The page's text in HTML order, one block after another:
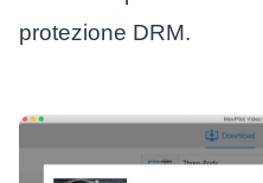
protezione DRM.